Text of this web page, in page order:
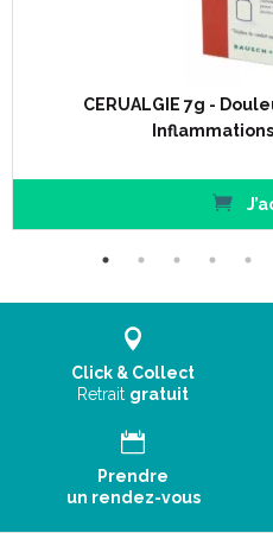
CERUALGIE 7g -
Click & Collect
Retrait gratuit
Prendre
un rendez-vous